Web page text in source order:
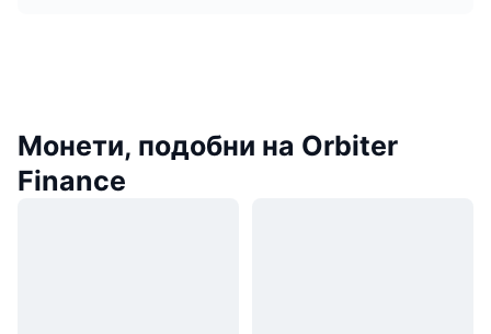
Монети, подобни на Orbiter
Finance